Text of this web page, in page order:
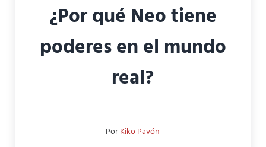
¿Por qué Neo tiene
poderes en el mundo
real?
PorKiko Pavón